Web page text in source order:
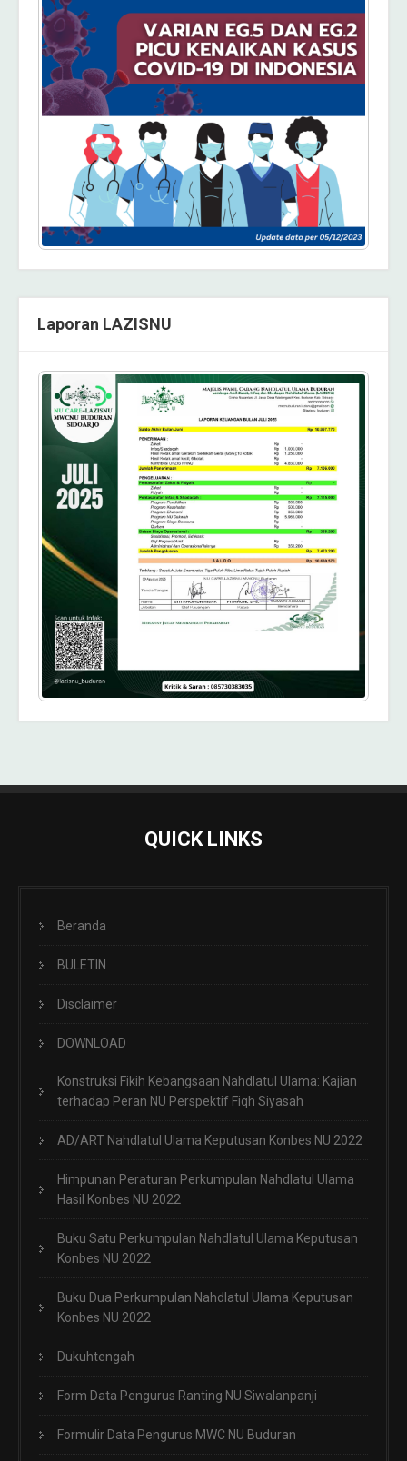
Laporan LAZISNU
QUICK LINKS
Beranda
BULETIN
Disclaimer
DOWNLOAD
Konstruksi Fikih Kebangsaan Nahdlatul Ulama: Kajian
terhadap Peran NU Perspektif Fiqh Siyasah
AD/ART Nahdlatul Ulama Keputusan Konbes NU 2022
Himpunan Peraturan Perkumpulan Nahdlatul Ulama
Hasil Konbes NU 2022
Buku Satu Perkumpulan Nahdlatul Ulama Keputusan
Konbes NU 2022
Buku Dua Perkumpulan Nahdlatul Ulama Keputusan
Konbes NU 2022
Dukuhtengah
Form Data Pengurus Ranting NU Siwalanpanji
Formulir Data Pengurus MWC NU Buduran